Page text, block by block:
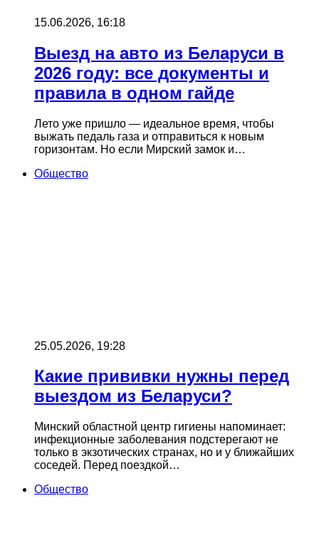
15.06.2026, 16:18
Выезд на авто из Беларуси в
2026 году: все документы и
правила в одном гайде
Лето уже пришло — идеальное время, чтобы
выжать педаль газа и отправиться к новым
горизонтам. Но если Мирский замок и…
Общество
25.05.2026, 19:28
Какие прививки нужны перед
выездом из Беларуси?
Минский областной центр гигиены напоминает:
инфекционные заболевания подстерегают не
только в экзотических странах, но и у ближайших
соседей. Перед поездкой…
Общество